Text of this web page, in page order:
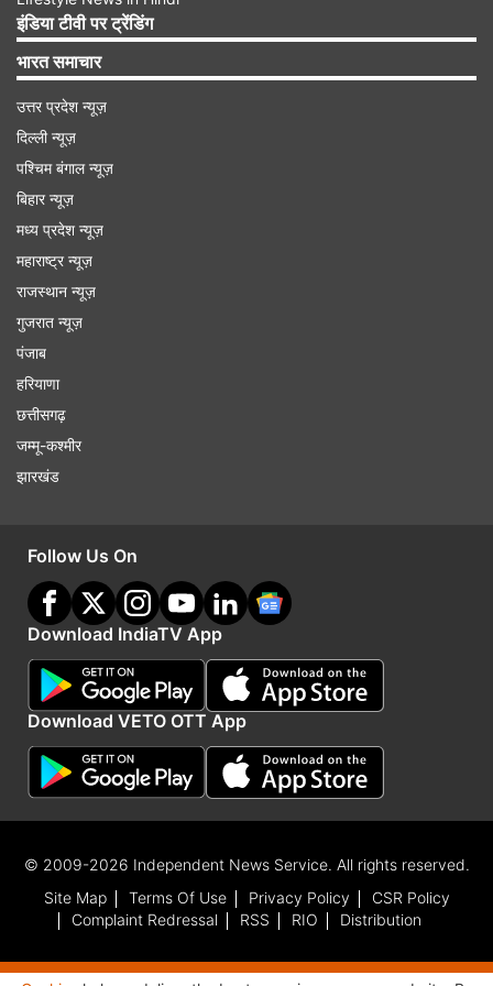
उनके शोध और सार्वजनिक भागीदारी के महत्व को स्वीकार
करता है।’’ 'स्कॉटलैंड में हिंदूफोबिया' रिपोर्ट में दावा किया गया
है कि यह स्कॉटलैंड में इस मुद्दे पर अपनी तरह का पहला गहन
अध्ययन है। (भाषा)
India TVहिंदी न्यूज़के साथ रहें हर दिन अपडेट, पाएं देश और
अभी विज़िट करेंविदेश।
इंडिया टीवी पर ट्रेंडिंग
भारत समाचार
उत्तर प्रदेश न्यूज़
दिल्ली न्यूज़
पश्चिम बंगाल न्यूज़
बिहार न्यूज़
मध्य प्रदेश न्यूज़
महाराष्ट्र न्यूज़
राजस्थान न्यूज़
गुजरात न्यूज़
पंजाब
हरियाणा
छत्तीसगढ़
जम्मू-कश्मीर
झारखंड
Follow Us On
Download IndiaTV App
Download VETO OTT App
© 2009-2026 Independent News Service. All rights reserved.
Site Map
Terms Of Use Privacy Policy
CSR Policy
Complaint Redressal
RSS RIO Distribution